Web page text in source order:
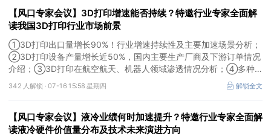
【风口专家会议】3D打印增速能否持续？特邀行业专家全面解
读我国3D打印行业市场前景
①3D打印出口量增长90%！行业增速持续性及主要加速场景分析；
②3D打印设备产量增长近50%，国内主要生产厂商及下游订单情况
介绍；③3D打印在航空航天、机器人领域渗透情况分析；④多种
技术路线及所需产业链供需情况剖析。本场风口专家会议将于7月16
日（周四）20:00举行，特邀行业专家全面解读我国3D打印行业市
342 人解锁 ·07-16 15:58 星期四 解锁全文
【风口专家会议】液冷业绩何时加速提升？特邀行业专家全面解
读液冷硬件价值量分布及技术未来演进方向